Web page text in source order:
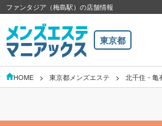
ファンタジア（梅島駅）の店舗情報
東京都
HOME 東京都メンズエステ 北千住・亀